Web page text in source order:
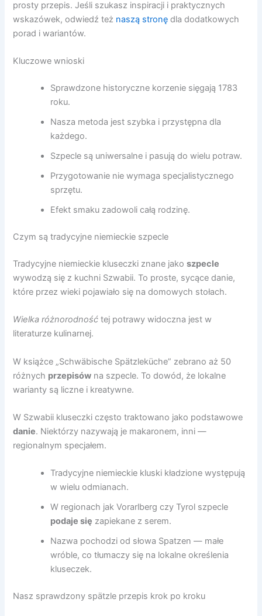
prosty przepis. Jeśli szukasz inspiracji i praktycznych
wskazówek, odwiedź też naszą stronę dla dodatkowych
porad i wariantów.
Kluczowe wnioski
Sprawdzone historyczne korzenie sięgają 1783
roku.
Nasza metoda jest szybka i przystępna dla
każdego.
Szpecle są uniwersalne i pasują do wielu potraw.
Przygotowanie nie wymaga specjalistycznego
sprzętu.
Efekt smaku zadowoli całą rodzinę.
Czym są tradycyjne niemieckie szpecle
Tradycyjne niemieckie kluseczki znane jakoszpecle
wywodzą się z kuchni Szwabii. To proste, sycące danie,
które przez wieki pojawiało się na domowych stołach.
Wielka różnorodność tej potrawy widoczna jest w
literaturze kulinarnej.
W książce „Schwäbische Spätzleküche” zebrano aż 50
różnych przepisów na szpecle. To dowód, że lokalne
warianty są liczne i kreatywne.
W Szwabii kluseczki często traktowano jako podstawowe
danie. Niektórzy nazywają je makaronem, inni —
regionalnym specjałem.
Tradycyjne niemieckie kluski kładzione występują
w wielu odmianach.
W regionach jak Vorarlberg czy Tyrol szpecle
podaje się zapiekane z serem.
Nazwa pochodzi od słowa Spatzen — małe
wróble, co tłumaczy się na lokalne określenia
kluseczek.
Nasz sprawdzony spätzle przepis krok po kroku